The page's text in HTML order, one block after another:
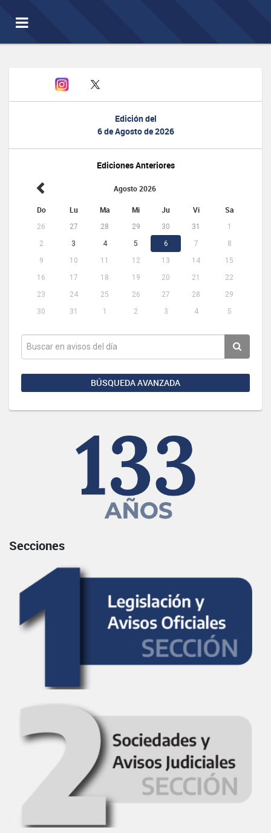
Toggle
navigation
Edición del
6 de Agosto de 2026
Ediciones Anteriores
Agosto 2026
Do Lu Ma Mi Ju Vi Sa
26 27 28 29 30 31
1
2
3 4 5 6 7
8
9
10 11 12 13 14
15
16
17 18 19 20 21
22
23
24 25 26 27 28
29
30
31 1 2 3 4 5
BÚSQUEDA AVANZADA
Secciones